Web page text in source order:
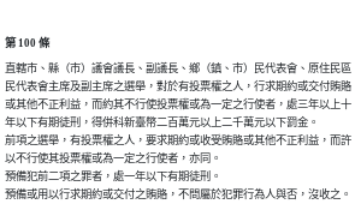
第 100 條
直轄市、縣（市）議會議長、副議長、鄉（鎮、市）民代表會、原住民區
民代表會主席及副主席之選舉，對於有投票權之人，行求期約或交付賄賂
或其他不正利益，而約其不行使投票權或為一定之行使者，處三年以上十
年以下有期徒刑，得併科新臺幣二百萬元以上二千萬元以下罰金。
前項之選舉，有投票權之人，要求期約或收受賄賂或其他不正利益，而許
以不行使其投票權或為一定之行使者，亦同。
預備犯前二項之罪者，處一年以下有期徒刑。
預備或用以行求期約或交付之賄賂，不問屬於犯罪行為人與否，沒收之。